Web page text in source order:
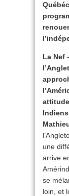
La Nef
une
arrive
se
loin, et